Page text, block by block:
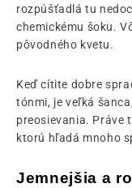
rozpúšťadlá tu
chemickému šoku.
pôvodného kvetu.
Keď cítite dobre
tónmi, je veľká
preosievania. Práve
ktorú hľadá mnoho
Jemnejšia a